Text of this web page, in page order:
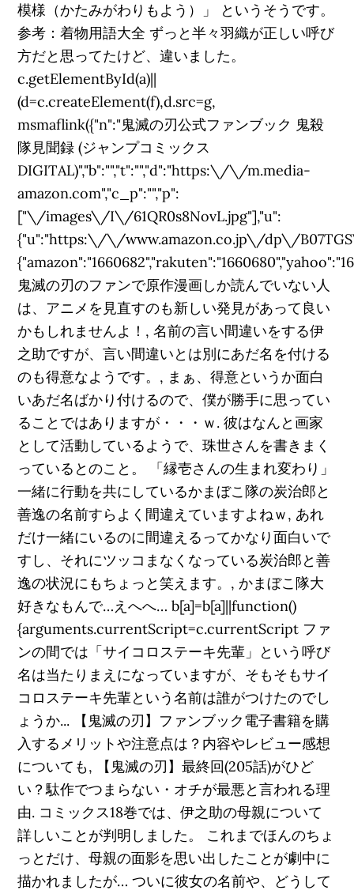
模様（かたみがわりもよう）」 というそうです。
参考：着物用語大全 ずっと半々羽織が正しい呼び
方だと思ってたけど、違いました。
c.getElementById(a)||
(d=c.createElement(f),d.src=g,
msmaflink({"n":"鬼滅の刃公式ファンブック 鬼殺
隊見聞録 (ジャンプコミックス
DIGITAL)","b":"","t":"","d":"https:\/\/m.media-
amazon.com","c_p":"","p":
["\/images\/I\/61QR0s8NovL.jpg"],"u":
{"u":"https:\/\/www.amazon.co.jp\/dp\/
鬼滅の刃のファンで原作漫画しか読んでいない人
は、アニメを見直すのも新しい発見があって良い
かもしれませんよ！, 名前の言い間違いをする伊
之助ですが、言い間違いとは別にあだ名を付ける
のも得意なようです。, まぁ、得意というか面白
いあだ名ばかり付けるので、僕が勝手に思ってい
ることではありますが・・・ｗ. 彼はなんと画家
として活動しているようで、珠世さんを書きまく
っているとのこと。 「縁壱さんの生まれ変わり」
一緒に行動を共にしているかまぼこ隊の炭治郎と
善逸の名前すらよく間違えていますよねｗ, あれ
だけ一緒にいるのに間違えるってかなり面白いで
すし、それにツッコまなくなっている炭治郎と善
逸の状況にもちょっと笑えます。, かまぼこ隊大
好きなもんで…えへへ… b[a]=b[a]||function()
{arguments.currentScript=c.currentScript ファ
ンの間では「サイコロステーキ先輩」という呼び
名は当たりまえになっていますが、そもそもサイ
コロステーキ先輩という名前は誰がつけたのでし
ょうか... 【鬼滅の刃】ファンブック電子書籍を購
入するメリットや注意点は？内容やレビュー感想
についても, 【鬼滅の刃】最終回(205話)がひど
い？駄作でつまらない・オチが最悪と言われる理
由. コミックス18巻では、伊之助の母親について
詳しいことが判明しました。 これまでほんのちょ
っとだけ、母親の面影を思い出したことが劇中に
描かれましたが… ついに彼女の名前や、どうして